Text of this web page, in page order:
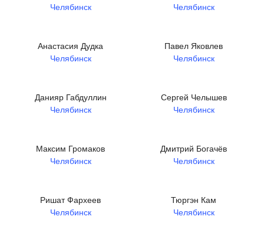
Челябинск
Челябинск
Анастасия Дудка
Челябинск
Павел Яковлев
Челябинск
Данияр Габдуллин
Челябинск
Сергей Челышев
Челябинск
Максим Громаков
Челябинск
Дмитрий Богачёв
Челябинск
Ришат Фархеев
Челябинск
Тюргэн Кам
Челябинск